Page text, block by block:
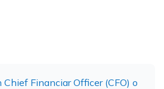
Chief Financiar Officer (CFO) o